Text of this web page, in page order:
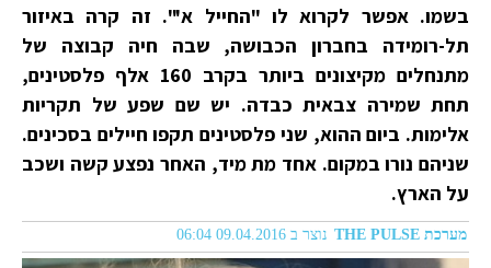
בשמו. אפשר לקרוא לו "החייל א'". זה קרה באיזור
תל-רומידה בחברון הכבושה, שבה חיה קבוצה של
מתנחלים מקיצונים ביותר בקרב 160 אלף פלסטינים,
תחת שמירה צבאית כבדה. יש שם שפע של תקריות
אלימות. ביום ההוא, שני פלסטינים תקפו חיילים בסכינים.
שניהם נורו במקום. אחד מת מיד, האחר נפצע קשה ושכב
על הארץ.
מערכת THE PULSE נוצר ב 09.04.2016 06:04